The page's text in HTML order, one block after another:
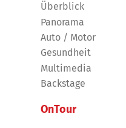
Überblick
Panorama
Auto / Motor
Gesundheit
Multimedia
Backstage
OnTour